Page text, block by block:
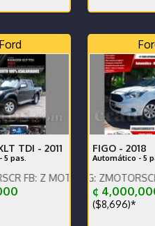
Ford
TDI - 2011
5 pas.
Contáctenos x
FIGO - 2018
Automático - 5
IG: ZMOTORSCR FB: Z
¢
($8,696)*
Nacional,